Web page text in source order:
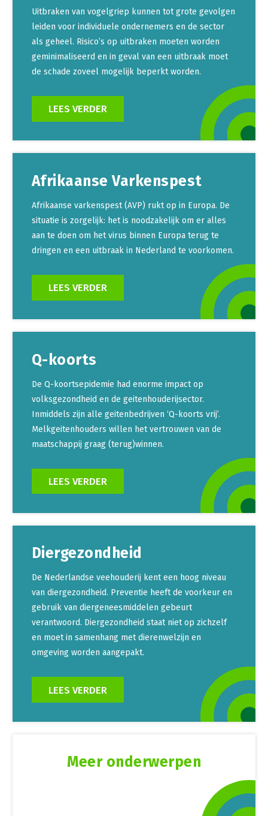
Uitbraken van vogelgriep kunnen tot grote gevolgen
leiden voor individuele ondernemers en de sector
als geheel. Risico’s op uitbraken moeten worden
geminimaliseerd en in geval van een uitbraak moet
de schade zoveel mogelijk beperkt worden.
LEES VERDER
Afrikaanse Varkenspest
Afrikaanse varkenspest (AVP) rukt op in Europa. De
situatie is zorgelijk: het is noodzakelijk om er alles
aan te doen om het virus binnen Europa terug te
dringen en een uitbraak in Nederland te voorkomen.
LEES VERDER
Q-koorts
De Q-koortsepidemie had enorme impact op
volksgezondheid en de geitenhouderijsector.
Inmiddels zijn alle geitenbedrijven ‘Q-koorts vrij’.
Melkgeitenhouders willen het vertrouwen van de
maatschappij graag (terug)winnen.
LEES VERDER
Diergezondheid
De Nederlandse veehouderij kent een hoog niveau
van diergezondheid. Preventie heeft de voorkeur en
gebruik van diergeneesmiddelen gebeurt
verantwoord. Diergezondheid staat niet op zichzelf
en moet in samenhang met dierenwelzijn en
omgeving worden aangepakt.
LEES VERDER
Meer onderwerpen